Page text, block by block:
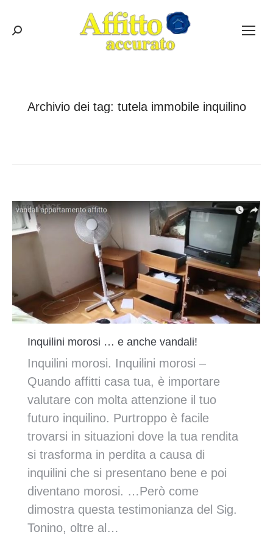
Cerca:
Archivio dei tag: tutela immobile inquilino
Inquilini morosi … e anche vandali!
Inquilini morosi. Inquilini morosi –
Quando affitti casa tua, è importare
valutare con molta attenzione il tuo
futuro inquilino. Purtroppo è facile
trovarsi in situazioni dove la tua rendita
si trasforma in perdita a causa di
inquilini che si presentano bene e poi
diventano morosi. …Però come
dimostra questa testimonianza del Sig.
Tonino, oltre al…